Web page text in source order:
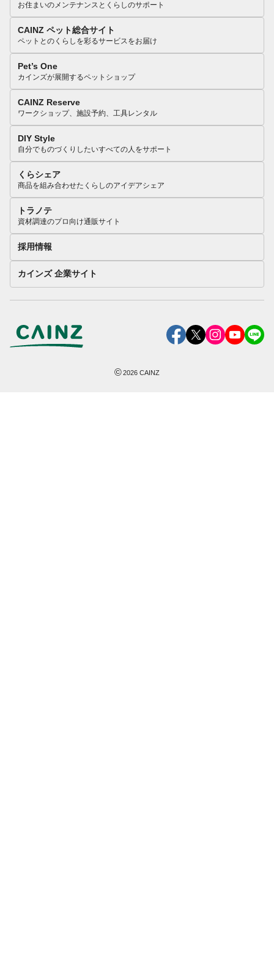
お住まいのメンテナンスとくらしのサポート
CAINZ ペット総合サイト
ペットとのくらしを彩るサービスをお届け
Pet’s One
カインズが展開するペットショップ
CAINZ Reserve
ワークショップ、施設予約、工具レンタル
DIY Style
自分でものづくりしたいすべての人をサポート
くらシェア
商品を組み合わせたくらしのアイデアシェア
トラノテ
資材調達のプロ向け通販サイト
採用情報
カインズ 企業サイト
©2026 CAINZ